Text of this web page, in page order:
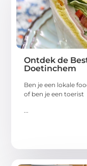
Ontdek de
Doetinchem
Ben je een lokale
of ben je een toerist
...